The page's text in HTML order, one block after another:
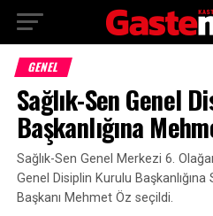
GENEL
Sağlık-Sen Genel
Başkanlığına
Sağlık-Sen Genel Merkezi 6.
Genel Disiplin Kurulu
Başkanı Mehmet Öz seçildi.